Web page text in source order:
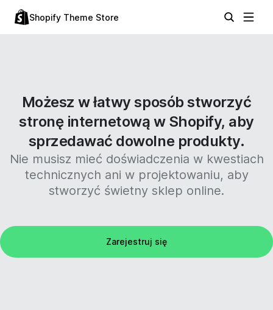
Shopify Theme Store
Możesz w łatwy sposób stworzyć
stronę internetową w Shopify, aby
sprzedawać dowolne produkty.
Nie musisz mieć doświadczenia w kwestiach
technicznych ani w projektowaniu, aby
stworzyć świetny sklep online.
Zarejestruj się